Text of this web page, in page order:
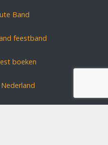
Band
feestband
boeken